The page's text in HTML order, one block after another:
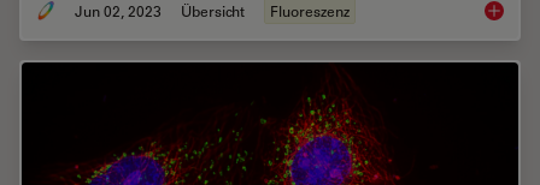
Jun 02, 2023 Übersicht Fluoreszenz An